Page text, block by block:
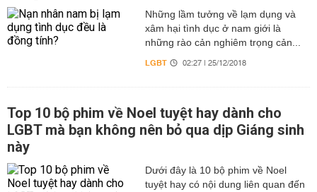
Những lầm tưởng về lạm dụng và
xâm hại tình dục ở nam giới là
những rào cản nghiêm trọng cản...
LGBT 02:27 | 25/12/2018
Top 10 bộ phim về Noel tuyệt hay dành cho
LGBT mà bạn không nên bỏ qua dịp Giáng sinh
này
Dưới đây là 10 bộ phim về Noel
tuyệt hay có nội dung liên quan đến